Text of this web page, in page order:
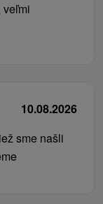
veľmi
10.08.2026
sme našli